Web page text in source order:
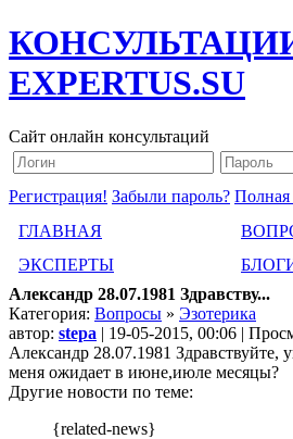
EXPERTUS.SU
Сайт онлайн консультаций
Регистрация! Забыли пароль? Полная
ГЛАВНАЯ
ЭКСПЕРТЫ
Александр 28.07.1981 Здравству...
Категория: Вопросы » Эзотерика
автор: stepa | 19-05-2015, 00:06 |
Александр 28.07.1981 Здравствуйте,
меня ожидает в июне,июле месяцы?
Другие новости по теме:
{related-news}